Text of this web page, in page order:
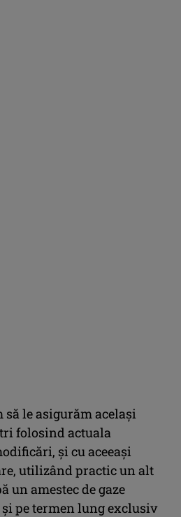
să le asigurăm același
folosind actuala
și cu aceeași
utilizând practic un alt
un amestec de gaze
pe termen lung exclusiv